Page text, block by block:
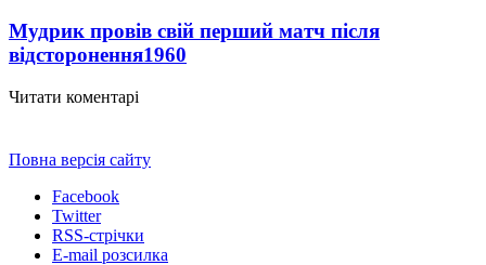
Мудрик провів свій перший матч після
відсторонення1960
Читати коментарі
Повна версія сайту
Facebook
Twitter
RSS-стрічки
E-mail розсилка